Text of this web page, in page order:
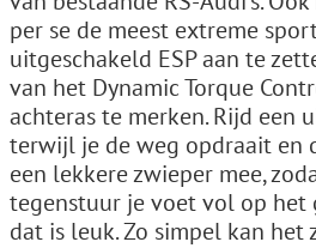
per se de meest extreme
uitgeschakeld ESP aan te
van het Dynamic Torque
achteras te merken. Rijd een
terwijl je de weg opdraait en
een lekkere zwieper mee,
tegenstuur je voet vol op het
dat is leuk. Zo simpel kan het